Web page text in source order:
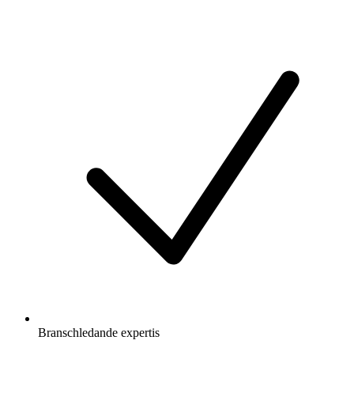
Branschledande expertis